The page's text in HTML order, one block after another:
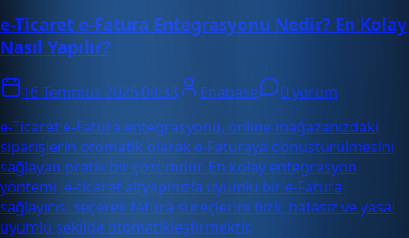
e-Ticaret e-Fatura Entegrasyonu Nedir? En Kolay
Nasıl Yapılır?
16 Temmuz 2026 08:33 Enabase
0 yorum
e-Ticaret e-Fatura entegrasyonu, online mağazanızdaki
siparişlerin otomatik olarak e-Faturaya dönüştürülmesini
sağlayan pratik bir çözümdür. En kolay entegrasyon
yöntemi, e-ticaret altyapınızla uyumlu bir e-Fatura
sağlayıcısı seçerek fatura süreçlerini hızlı, hatasız ve yasal
uyumlu şekilde otomatikleştirmektir.